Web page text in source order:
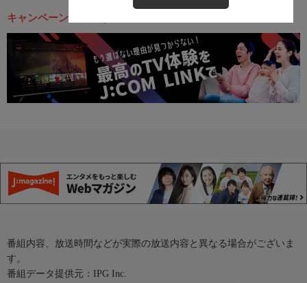
キャンペーン・お得な情報
番組内容、放送時間などが実際の放送内容と異なる場合がございま
す。
番組データ提供元：IPG Inc.